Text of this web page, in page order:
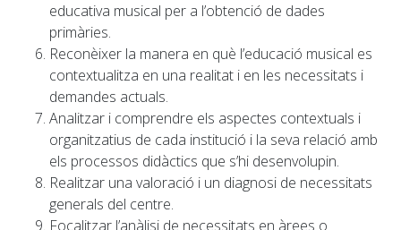
educativa musical per a l’obtenció de dades
primàries.
Reconèixer la manera en què l’educació musical es
contextualitza en una realitat i en les necessitats i
demandes actuals.
Analitzar i comprendre els aspectes contextuals i
organitzatius de cada institució i la seva relació amb
els processos didàctics que s’hi desenvolupin.
Realitzar una valoració i un diagnosi de necessitats
generals del centre.
Focalitzar l’anàlisi de necessitats en àrees o